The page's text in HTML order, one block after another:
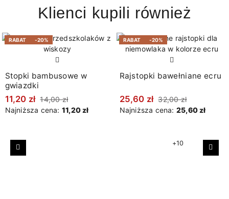
Klienci kupili również
RABAT -20%
Stopki bambusowe w
gwiazdki
11,20 zł 14,00 zł
Najniższa cena: 11,20 zł
RABAT -20%
Rajstopki bawełniane ecru
25,60 zł 32,00 zł
Najniższa cena: 25,60 zł
+10
Poprzedni